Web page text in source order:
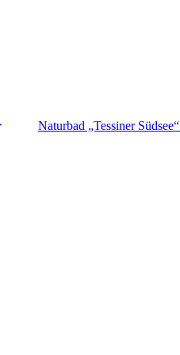
Naturbad „Tessiner Südsee“